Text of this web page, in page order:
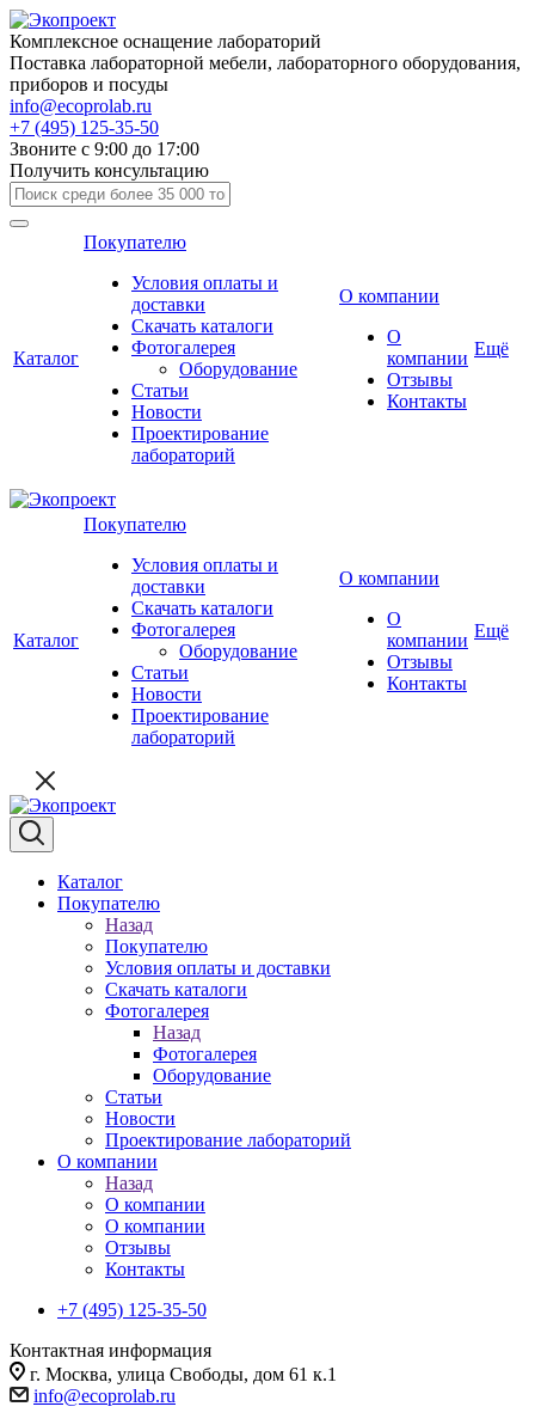
Комплексное оснащение лабораторий
Поставка лабораторной мебели, лабораторного оборудования,
приборов и посуды
info@ecoprolab.ru
+7 (495) 125-35-50
Звоните с 9:00 до 17:00
Получить консультацию
Каталог
Покупателю
Условия оплаты и
доставки
Скачать каталоги
Фотогалерея
Оборудование
Статьи
Новости
Проектирование
лабораторий
О компании
О
компании
Отзывы
Контакты
Ещё
Каталог
Покупателю
Условия оплаты и
доставки
Скачать каталоги
Фотогалерея
Оборудование
Статьи
Новости
Проектирование
лабораторий
О компании
О
компании
Отзывы
Контакты
Ещё
Каталог
Покупателю
Назад
Покупателю
Условия оплаты и доставки
Скачать каталоги
Фотогалерея
Назад
Фотогалерея
Оборудование
Статьи
Новости
Проектирование лабораторий
О компании
Назад
О компании
О компании
Отзывы
Контакты
+7 (495) 125-35-50
Контактная информация
г. Москва, улица Свободы, дом 61 к.1
info@ecoprolab.ru